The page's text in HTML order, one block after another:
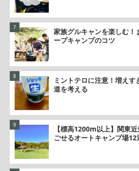
家族グルキャンを楽しむ！
ープキャンプのコツ
ミントテロに注意！増え
道を考える
【標高1200m以上】関東
ごせるオートキャンプ場12